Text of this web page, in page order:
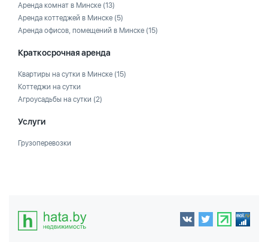
Аренда комнат в Минске (13)
Аренда коттеджей в Минске (5)
Аренда офисов, помещений в Минске (15)
Краткосрочная аренда
Квартиры на сутки в Минске (15)
Коттеджи на сутки
Агроусадьбы на сутки (2)
Услуги
Грузоперевозки